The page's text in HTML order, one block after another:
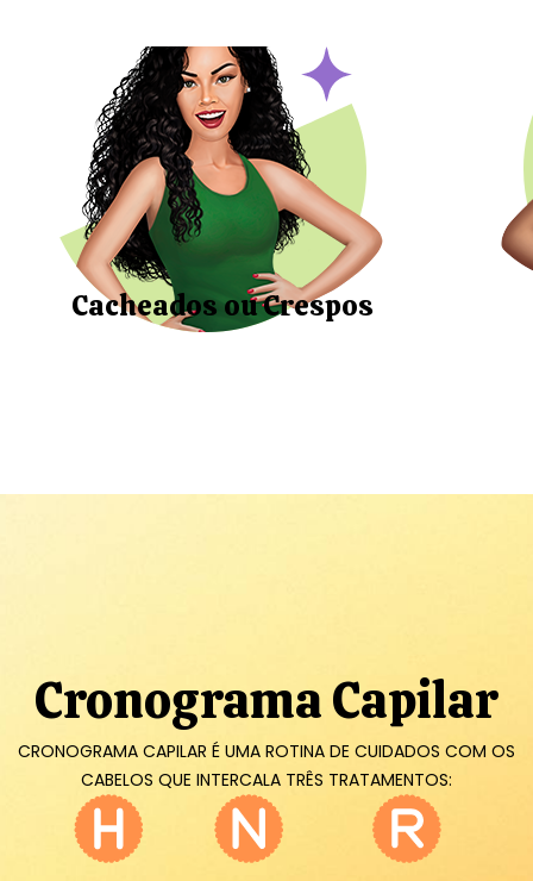
Cacheados ou Crespos
Cronograma Capilar
CRONOGRAMA CAPILAR É UMA ROTINA DE CUIDADOS COM OS
CABELOS QUE INTERCALA TRÊS TRATAMENTOS: